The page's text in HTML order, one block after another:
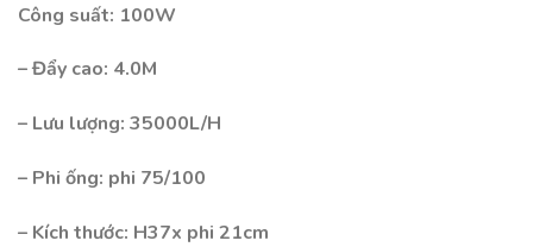
Công suất: 100W
– Đẩy cao: 4.0M
– Lưu lượng: 35000L/H
– Phi ống: phi 75/100
– Kích thước: H37x phi 21cm